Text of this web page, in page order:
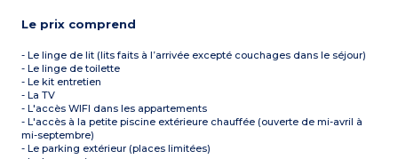
Le prix comprend
- Le linge de lit (lits faits à l’arrivée excepté couchages dans le séjour)
- Le linge de toilette
- Le kit entretien
- La TV
- L'accès WIFI dans les appartements
- L'accès à la petite piscine extérieure chauffée (ouverte de mi-avril à
mi-septembre)
- Le parking extérieur (places limitées)